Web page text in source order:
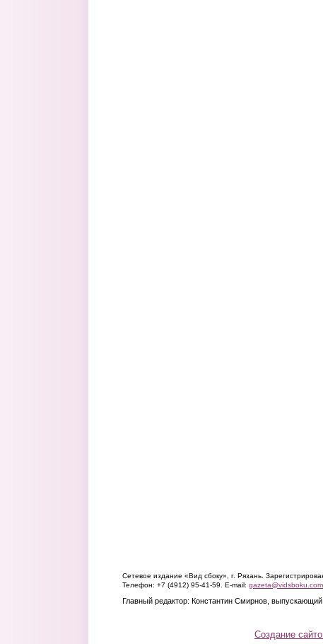
Сетевое издание «Вид сбоку», г. Рязань.
Телефон: +7 (4912) 95-41-59. E-mail: gazeta@vidsboku.com
Главный редактор: Константин Смирнов,
Создание